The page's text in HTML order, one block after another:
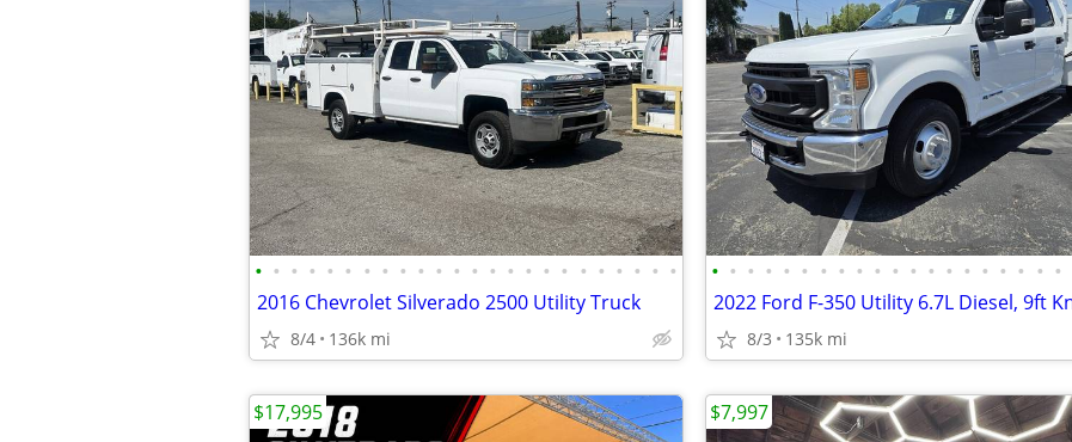
• • • • • • • • • • • • • • • • • • • • • • • •
2016 Chevrolet Silverado 2500 Utility Truck
8/4 136k mi
• • • • • • • • • • • • • • • • • • • •
8/3 135k mi
$17,995 $7,997